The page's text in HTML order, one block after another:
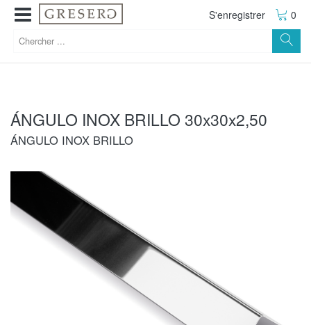
S'enregistrer 0
ÁNGULO INOX BRILLO 30x30x2,50
ÁNGULO INOX BRILLO